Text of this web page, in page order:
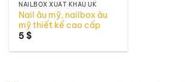
NAILBOX XUẤT KHẨU UK
Nail âu mỹ, nailbox âu
mỹ thiết kế cao cấp
5$